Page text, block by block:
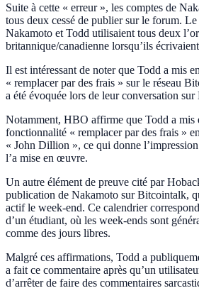
Suite à cette « erreur », les comptes de
tous deux cessé de publier sur le forum. Le
Nakamoto et Todd utilisaient tous deux
britannique/canadienne lorsqu’ils
Il est intéressant de noter que Todd a mis
« remplacer par des frais » sur le réseau
a été évoquée lors de leur conversation
Notamment, HBO affirme que Todd a mis
fonctionnalité « remplacer par des frais »
« John Dillion », ce qui donne
l’a mise en œuvre.
Un autre élément de preuve cité par
publication de Nakamoto sur Bitcointalk,
actif le week-end. Ce calendrier
d’un étudiant, où les week-ends sont
comme des jours libres.
Malgré ces affirmations, Todd a
a fait ce commentaire après qu’un
d’arrêter de faire des commentaires